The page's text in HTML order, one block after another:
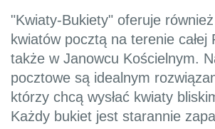
"Kwiaty-Bukiety" oferuje
kwiatów pocztą na terenie całej
także w Janowcu Kościelnym.
pocztowe są idealnym
którzy chcą wysłać kwiaty
Każdy bukiet jest starannie